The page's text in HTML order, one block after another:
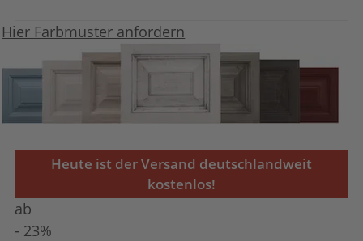
Hier Farbmuster anfordern
Heute ist der Versand deutschlandweit
kostenlos!
ab
- 23%